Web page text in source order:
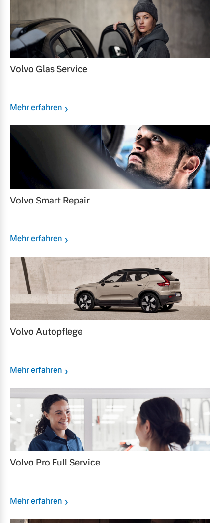
Volvo Glas Service
Mehr erfahren
Volvo Smart Repair
Mehr erfahren
Volvo Autopflege
Mehr erfahren
Volvo Pro Full Service
Mehr erfahren